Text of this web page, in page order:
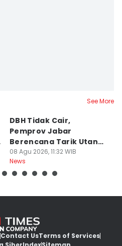
See More
DBH Tidak Cair,
Pemprov Jabar
Berencana Tarik Utang
Rp3,4 Triliun
08 Agu 2026, 11:32 WIB
News
Contact UsTerms of Services